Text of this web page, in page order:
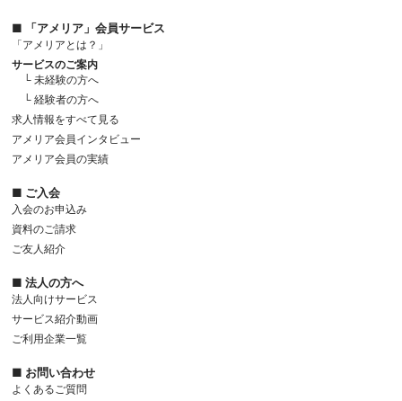
■ 「アメリア」会員サービス
「アメリアとは？」
サービスのご案内
└ 未経験の方へ
└ 経験者の方へ
求人情報をすべて見る
アメリア会員インタビュー
アメリア会員の実績
■ ご入会
入会のお申込み
資料のご請求
ご友人紹介
■ 法人の方へ
法人向けサービス
サービス紹介動画
ご利用企業一覧
■ お問い合わせ
よくあるご質問